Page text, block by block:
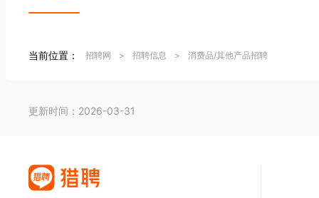
当前位置： 招聘网 > 招聘信息 > 消费品/其他产品招聘
更新时间：2026-03-31